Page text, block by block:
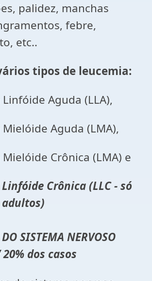
palidez, manchas
febre,
etc..
tipos de leucemia:
Aguda (LLA),
Aguda (LMA),
Crônica (LMA) e
Crônica (LLC - só
SISTEMA NERVOSO
20% dos casos